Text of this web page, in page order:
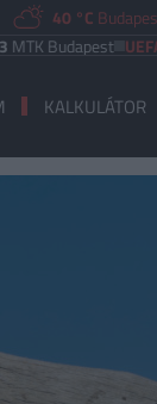
40 °C
UEFA
KALKULÁTOR